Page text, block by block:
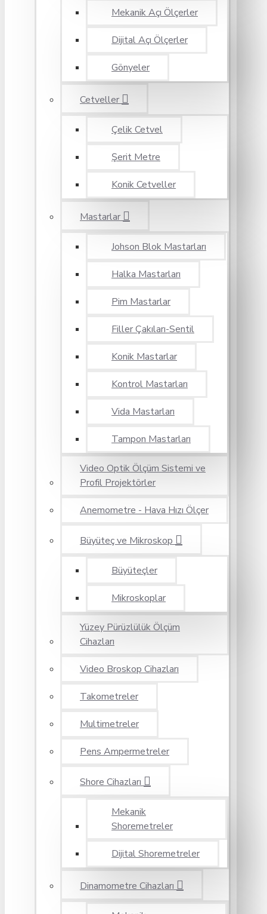
Mekanik Açı Ölçerler
Dijital Açı Ölçerler
Gönyeler
Cetveller
Çelik Cetvel
Şerit Metre
Konik Cetveller
Mastarlar
Johson Blok Mastarları
Halka Mastarları
Pim Mastarlar
Filler Çakıları-Sentil
Konik Mastarlar
Kontrol Mastarları
Vida Mastarları
Tampon Mastarları
Video Optik Ölçüm Sistemi ve
Profil Projektörler
Anemometre - Hava Hızı Ölçer
Büyüteç ve Mikroskop
Büyüteçler
Mikroskoplar
Yüzey Pürüzlülük Ölçüm
Cihazları
Video Broskop Cihazları
Takometreler
Multimetreler
Pens Ampermetreler
Shore Cihazları
Mekanik
Shoremetreler
Dijital Shoremetreler
Dinamometre Cihazları